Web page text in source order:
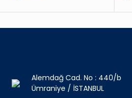
Alemdağ Cad. No : 440/b
Ümraniye / İSTANBUL